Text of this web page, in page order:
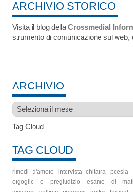
ARCHIVIO STORICO
Visita il blog della Crossmedial
strumento di comunicazione sul web,
ARCHIVIO
Archivio
Tag Cloud
TAG CLOUD
rimedi d'amore intervista chitarra poesia
orgoglio e pregiudizio
esame di